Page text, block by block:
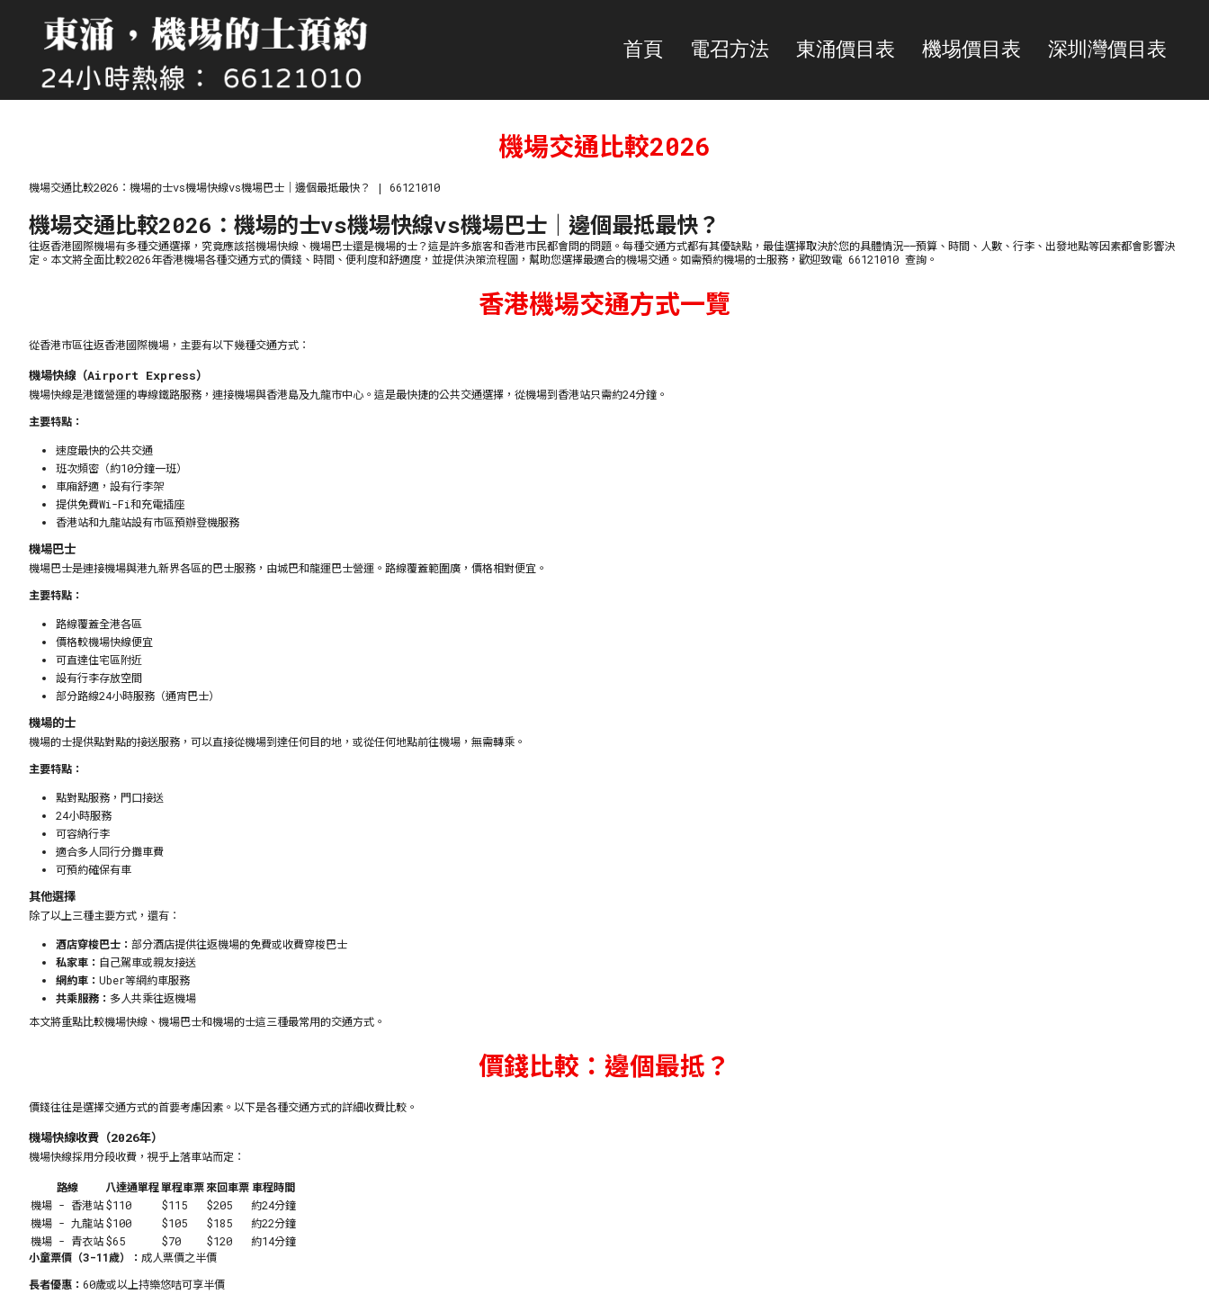
首頁 電召方法 東涌價目表 機埸價目表 深圳灣價目表
機場交通比較2026
機場交通比較2026：機場的士vs機場快線vs機場巴士｜邊個最抵最快？ | 66121010
機場交通比較2026：機場的士vs機場快線vs機場巴士｜邊個最抵最快？
往返香港國際機場有多種交通選擇，究竟應該搭機場快線、機場巴士還是機場的士？這是許多旅客和香港市民都會問的問題。每種交通方式都有其優缺點，最佳選擇取決於您的具體情況——預算、時間、人數、行李、出發地點等因素都會影響決
定。本文將全面比較2026年香港機場各種交通方式的價錢、時間、便利度和舒適度，並提供決策流程圖，幫助您選擇最適合的機場交通。如需預約機場的士服務，歡迎致電 66121010 查詢。
香港機場交通方式一覽
從香港市區往返香港國際機場，主要有以下幾種交通方式：
機場快線（Airport Express）
機場快線是港鐵營運的專線鐵路服務，連接機場與香港島及九龍市中心。這是最快捷的公共交通選擇，從機場到香港站只需約24分鐘。
主要特點：
速度最快的公共交通
班次頻密（約10分鐘一班）
車廂舒適，設有行李架
提供免費Wi-Fi和充電插座
香港站和九龍站設有市區預辦登機服務
機場巴士
機場巴士是連接機場與港九新界各區的巴士服務，由城巴和龍運巴士營運。路線覆蓋範圍廣，價格相對便宜。
主要特點：
路線覆蓋全港各區
價格較機場快線便宜
可直達住宅區附近
設有行李存放空間
部分路線24小時服務（通宵巴士）
機場的士
機場的士提供點對點的接送服務，可以直接從機場到達任何目的地，或從任何地點前往機場，無需轉乘。
主要特點：
點對點服務，門口接送
24小時服務
可容納行李
適合多人同行分攤車費
可預約確保有車
其他選擇
除了以上三種主要方式，還有：
酒店穿梭巴士： 部分酒店提供往返機場的免費或收費穿梭巴士
私家車： 自己駕車或親友接送
網約車： Uber等網約車服務
共乘服務： 多人共乘往返機場
本文將重點比較機場快線、機場巴士和機場的士這三種最常用的交通方式。
價錢比較：邊個最抵？
價錢往往是選擇交通方式的首要考慮因素。以下是各種交通方式的詳細收費比較。
機場快線收費（2026年）
機場快線採用分段收費，視乎上落車站而定：
路線 八達通單程單程車票來回車票車程時間
機場 - 香港站$110 $115 $205
約24分鐘
機場 - 九龍站$100 $105 $185
約22分鐘
機場 - 青衣站$65 $70 $120
約14分鐘
小童票價（3-11歲）： 成人票價之半價
長者優惠： 60歲或以上持樂悠咭可享半價